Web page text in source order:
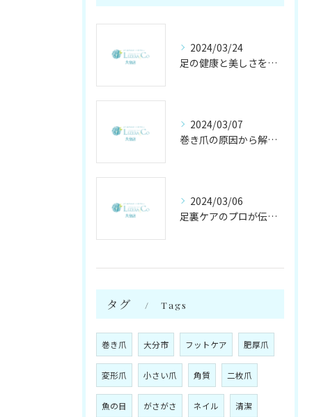
2024/03/24
足の健康と美しさを守る足のかかりつけサロン【リゼラアンドコー大分店】
2024/03/07
巻き爪の原因から解消法まで徹底解説！専門家が伝授するケア方法
2024/03/06
足裏ケアのプロが伝授する、足裏トラブル対策の秘密！
タグ Tags
巻き爪 大分市 フットケア 肥厚爪
変形爪 小さい爪 角質 二枚爪
魚の目 がさがさ ネイル 清潔